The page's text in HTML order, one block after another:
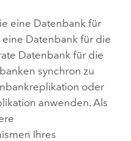
eine Datenbank für
Datenbank für die
Datenbank für die
synchron zu
oder
anwenden. Als
Ihres